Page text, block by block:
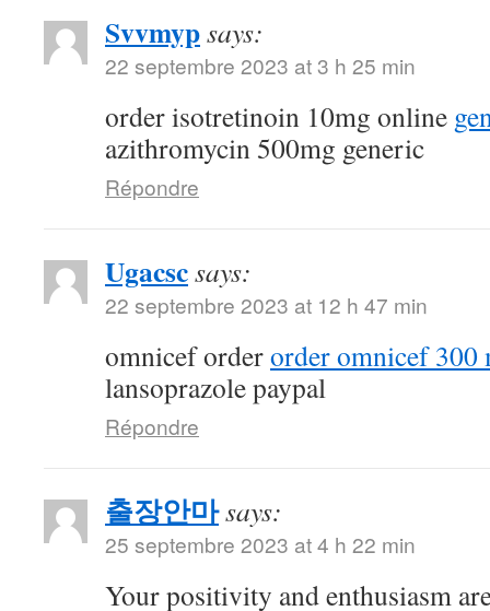
Svvmypsays:
22 septembre 2023 at 3 h 25 min
order isotretinoin 10mg online
azithromycin 500mg generic
Répondre
Ugacscsays:
22 septembre 2023 at 12 h 47 min
omnicef orderorder omnicef 300
lansoprazole paypal
Répondre
출장안마says:
25 septembre 2023 at 4 h 22 min
Your positivity and enthusiasm